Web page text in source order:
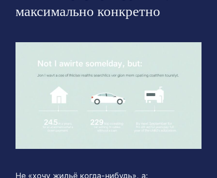
максимально конкретно
Не «хочу жильё когда-нибудь», а: